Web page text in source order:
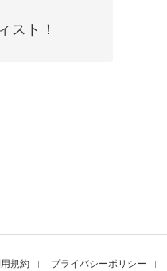
スト！
規約 プライバシーポリシー